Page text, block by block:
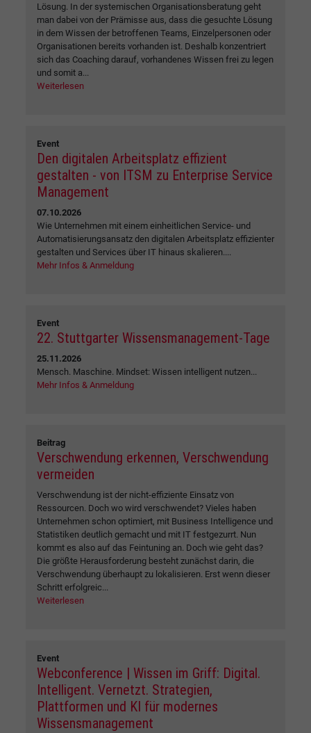
Lösung. In der systemischen Organisationsberatung geht
man dabei von der Prämisse aus, dass die gesuchte Lösung
in dem Wissen der betroffenen Teams, Einzelpersonen oder
Organisationen bereits vorhanden ist. Deshalb konzentriert
sich das Coaching darauf, vorhandenes Wissen frei zu legen
und somit a...
Weiterlesen
Event
Den digitalen Arbeitsplatz effizient
gestalten - von ITSM zu Enterprise Service
Management
07.10.2026
Wie Unternehmen mit einem einheitlichen Service- und
Automatisierungsansatz den digitalen Arbeitsplatz effizienter
gestalten und Services über IT hinaus skalieren....
Mehr Infos & Anmeldung
Event
22. Stuttgarter Wissensmanagement-Tage
25.11.2026
Mensch. Maschine. Mindset: Wissen intelligent nutzen...
Mehr Infos & Anmeldung
Beitrag
Verschwendung erkennen, Verschwendung
vermeiden
Verschwendung ist der nicht-effiziente Einsatz von
Ressourcen. Doch wo wird verschwendet? Vieles haben
Unternehmen schon optimiert, mit Business Intelligence und
Statistiken deutlich gemacht und mit IT festgezurrt. Nun
kommt es also auf das Feintuning an. Doch wie geht das?
Die größte Herausforderung besteht zunächst darin, die
Verschwendung überhaupt zu lokalisieren. Erst wenn dieser
Schritt erfolgreic...
Weiterlesen
Event
Webconference | Wissen im Griff: Digital.
Intelligent. Vernetzt. Strategien,
Plattformen und KI für modernes
Wissensmanagement